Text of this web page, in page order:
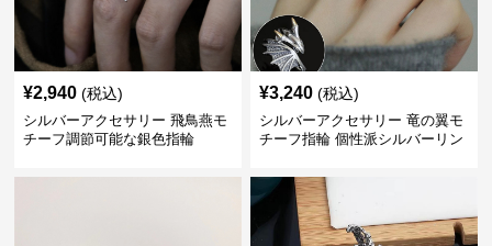
¥2,940 (税込)
シルバーアクセサリー 飛鳥燕モ
チーフ調節可能な銀色指輪
¥3,240 (税込)
シルバーアクセサリー 竜の翼モ
チーフ指輪 個性派シルバーリン